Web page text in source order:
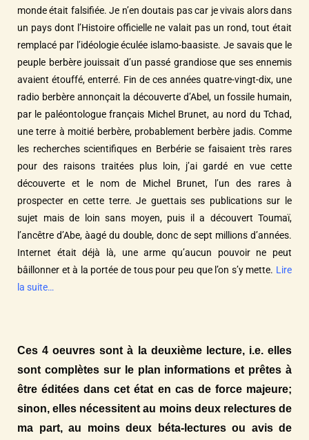
monde était falsifiée. Je n’en doutais pas car je vivais alors dans
un pays dont l’Histoire officielle ne valait pas un rond, tout était
remplacé par l’idéologie éculée islamo-baasiste. Je savais que le
peuple berbère jouissait d’un passé grandiose que ses ennemis
avaient étouffé, enterré. Fin de ces années quatre-vingt-dix, une
radio berbère annonçait la découverte d’Abel, un fossile humain,
par le paléontologue français Michel Brunet, au nord du Tchad,
une terre à moitié berbère, probablement berbère jadis. Comme
les recherches scientifiques en Berbérie se faisaient très rares
pour des raisons traitées plus loin, j’ai gardé en vue cette
découverte et le nom de Michel Brunet, l’un des rares à
prospecter en cette terre. Je guettais ses publications sur le
sujet mais de loin sans moyen, puis il a découvert Toumaï,
l’ancêtre d’Abe, àagé du double, donc de sept millions d’années.
Internet était déjà là, une arme qu’aucun pouvoir ne peut
bâillonner et à la portée de tous pour peu que l’on s’y mette. Lire
la suite…
Ces 4 oeuvres sont à la deuxième lecture, i.e. elles
sont complètes sur le plan informations et prêtes à
être éditées dans cet état en cas de force majeure;
sinon, elles nécessitent au moins deux relectures de
ma part, au moins deux béta-lectures ou avis de